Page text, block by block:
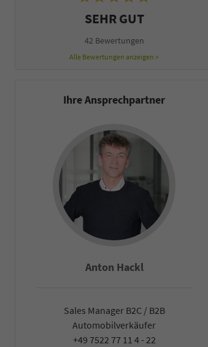
SEHR GUT
42 Bewertungen
Alle Bewertungen anzeigen >
Ihre Ansprechpartner
Anton Hackl
Sales Manager B2C / B2B
Automobilverkäufer
+49 7522 77 11 4 - 22